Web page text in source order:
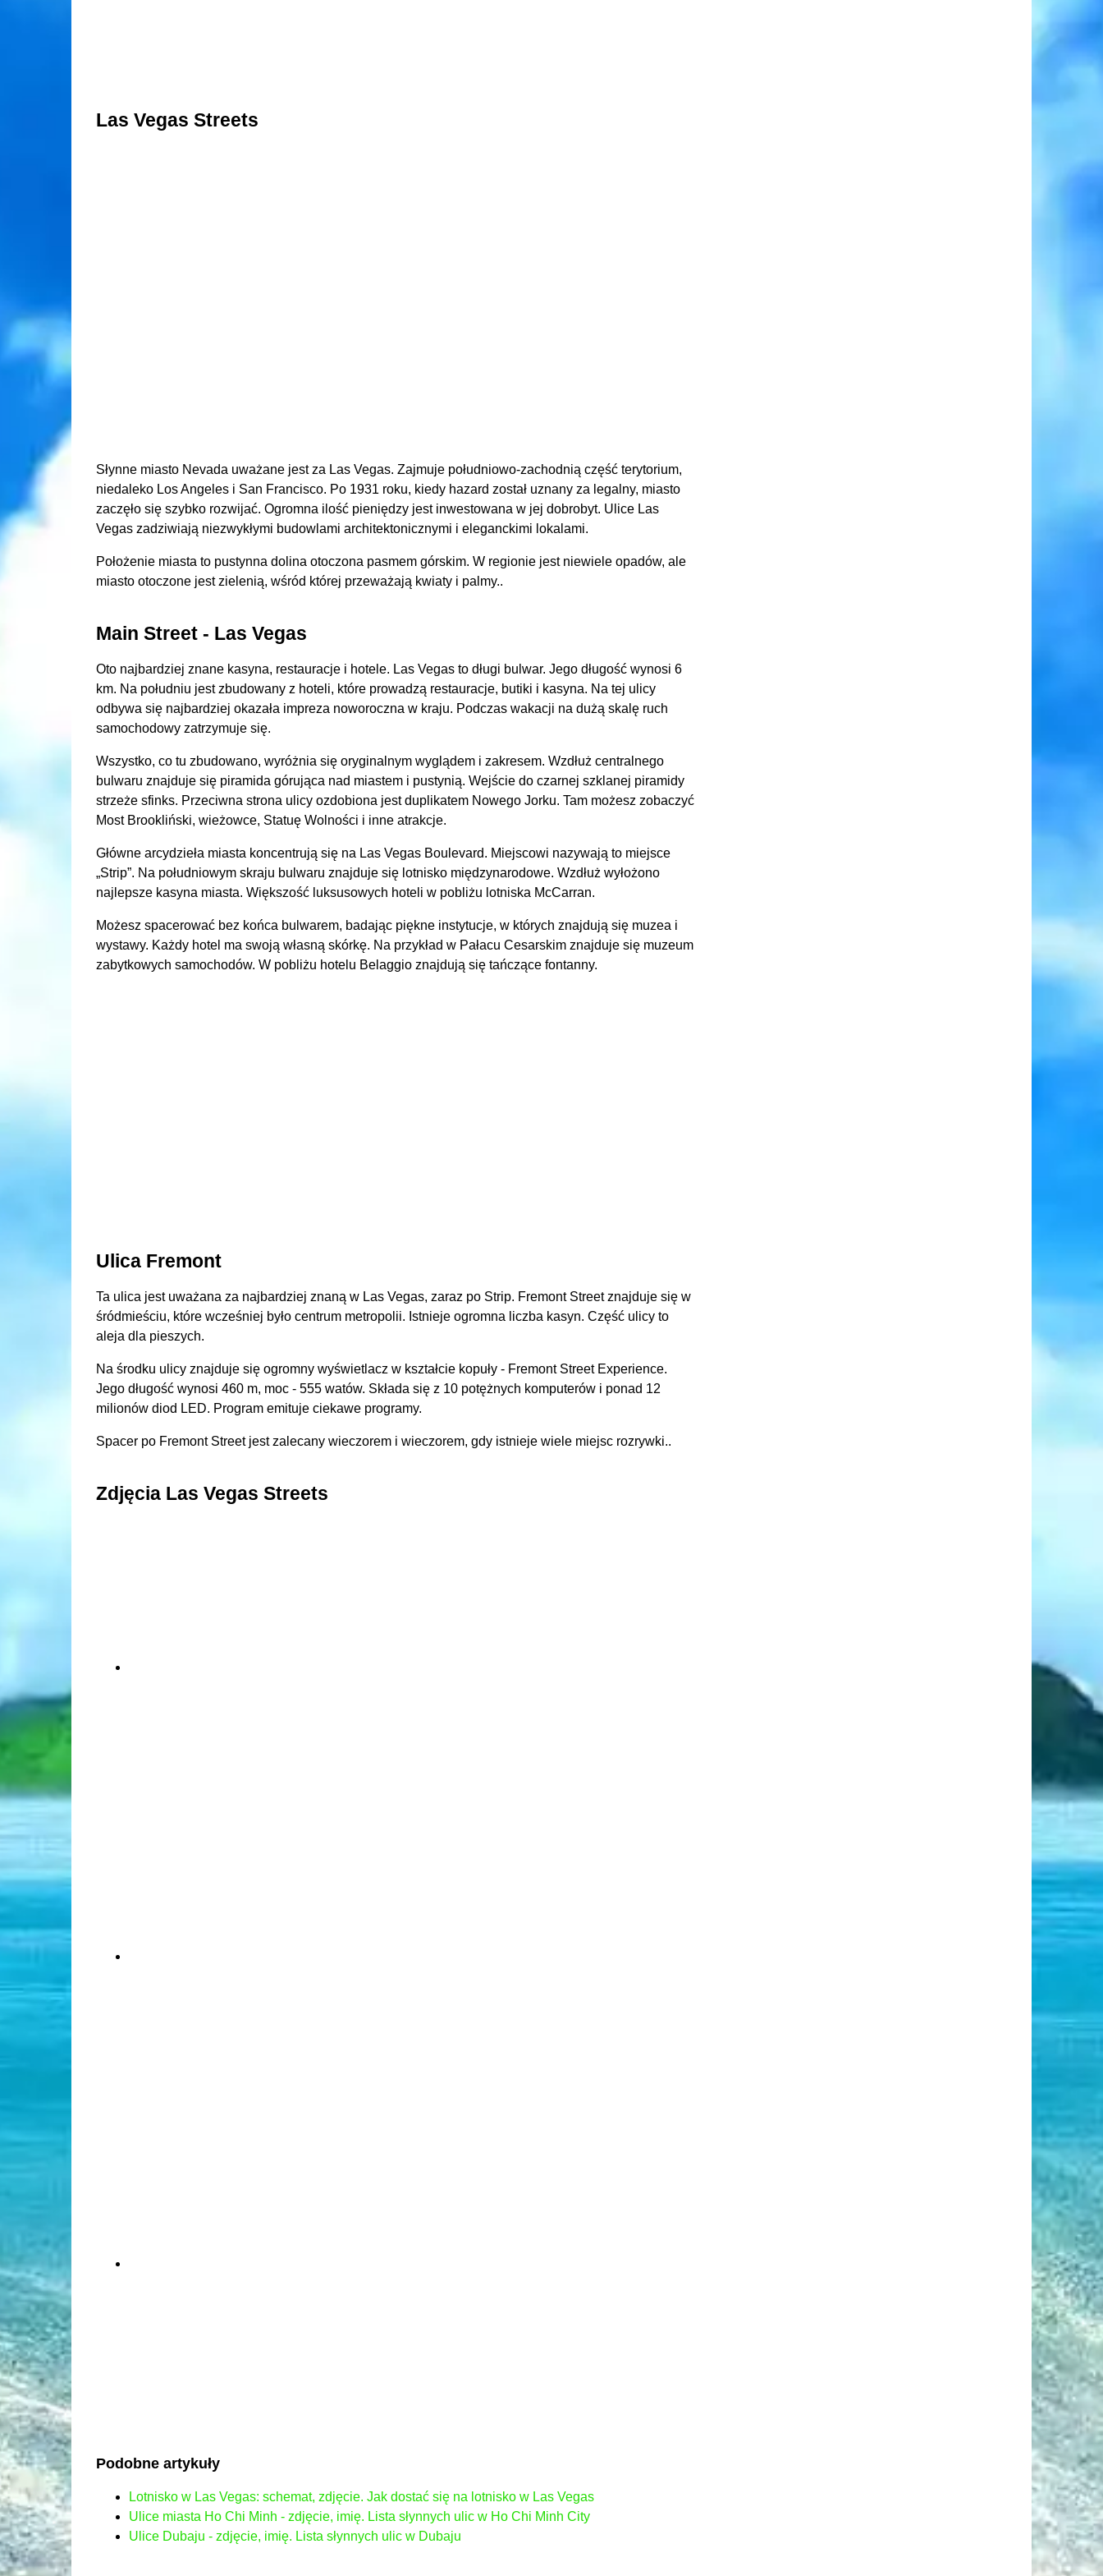
Las Vegas Streets
Słynne miasto Nevada uważane jest za Las Vegas. Zajmuje południowo-zachodnią część terytorium,
niedaleko Los Angeles i San Francisco. Po 1931 roku, kiedy hazard został uznany za legalny, miasto
zaczęło się szybko rozwijać. Ogromna ilość pieniędzy jest inwestowana w jej dobrobyt. Ulice Las
Vegas zadziwiają niezwykłymi budowlami architektonicznymi i eleganckimi lokalami.
Położenie miasta to pustynna dolina otoczona pasmem górskim. W regionie jest niewiele opadów, ale
miasto otoczone jest zielenią, wśród której przeważają kwiaty i palmy..
Main Street - Las Vegas
Oto najbardziej znane kasyna, restauracje i hotele. Las Vegas to długi bulwar. Jego długość wynosi 6
km. Na południu jest zbudowany z hoteli, które prowadzą restauracje, butiki i kasyna. Na tej ulicy
odbywa się najbardziej okazała impreza noworoczna w kraju. Podczas wakacji na dużą skalę ruch
samochodowy zatrzymuje się.
Wszystko, co tu zbudowano, wyróżnia się oryginalnym wyglądem i zakresem. Wzdłuż centralnego
bulwaru znajduje się piramida górująca nad miastem i pustynią. Wejście do czarnej szklanej piramidy
strzeże sfinks. Przeciwna strona ulicy ozdobiona jest duplikatem Nowego Jorku. Tam możesz zobaczyć
Most Brookliński, wieżowce, Statuę Wolności i inne atrakcje.
Główne arcydzieła miasta koncentrują się na Las Vegas Boulevard. Miejscowi nazywają to miejsce
„Strip”. Na południowym skraju bulwaru znajduje się lotnisko międzynarodowe. Wzdłuż wyłożono
najlepsze kasyna miasta. Większość luksusowych hoteli w pobliżu lotniska McCarran.
Możesz spacerować bez końca bulwarem, badając piękne instytucje, w których znajdują się muzea i
wystawy. Każdy hotel ma swoją własną skórkę. Na przykład w Pałacu Cesarskim znajduje się muzeum
zabytkowych samochodów. W pobliżu hotelu Belaggio znajdują się tańczące fontanny.
Ulica Fremont
Ta ulica jest uważana za najbardziej znaną w Las Vegas, zaraz po Strip. Fremont Street znajduje się w
śródmieściu, które wcześniej było centrum metropolii. Istnieje ogromna liczba kasyn. Część ulicy to
aleja dla pieszych.
Na środku ulicy znajduje się ogromny wyświetlacz w kształcie kopuły - Fremont Street Experience.
Jego długość wynosi 460 m, moc - 555 watów. Składa się z 10 potężnych komputerów i ponad 12
milionów diod LED. Program emituje ciekawe programy.
Spacer po Fremont Street jest zalecany wieczorem i wieczorem, gdy istnieje wiele miejsc rozrywki..
Zdjęcia Las Vegas Streets
Podobne artykuły
Lotnisko w Las Vegas: schemat, zdjęcie. Jak dostać się na lotnisko w Las Vegas
Ulice miasta Ho Chi Minh - zdjęcie, imię. Lista słynnych ulic w Ho Chi Minh City
Ulice Dubaju - zdjęcie, imię. Lista słynnych ulic w Dubaju